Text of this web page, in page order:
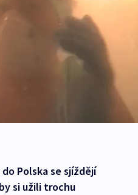
Polska se sjíždějí
si užili trochu